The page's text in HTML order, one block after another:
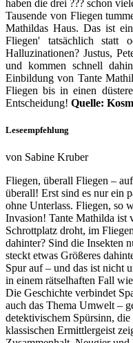
haben die drei ??? schon
Tausende von Fliegen
Mathildas Haus. Das ist
Fliegen' tatsächlich statt
Halluzinationen? Justus,
und kommen schnell
Einbildung von Tante
Fliegen bis in einen
Entscheidung! Quelle:
Leseempfehlung
von Sabine Kruber
Fliegen, überall Fliegen –
überall! Erst sind es nur ein
ohne Unterlass. Fliegen, so
Invasion! Tante Mathilda ist
Schrottplatz droht, im
dahinter? Sind die Insekten
steckt etwas Größeres
Spur auf – und das ist nicht
in einem rätselhaften Fall
Die Geschichte verbindet
auch das Thema Umwelt –
detektivischem Spürsinn,
klassischen Ermittlergeist